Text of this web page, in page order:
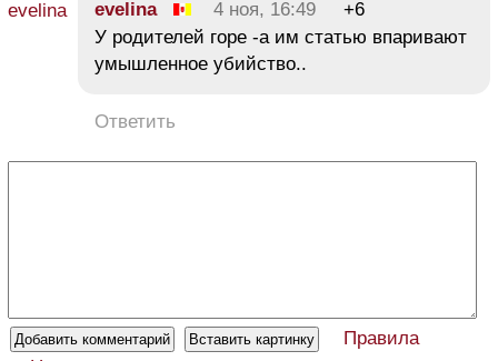
evelina 4 ноя, 16:49
+6
У родителей горе -а им статью впаривают
умышленное убийство..
Ответить
Правила